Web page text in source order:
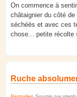
On commence à
châtaignier du côté
séchéès et avec ces
chose... petite récolte
Ruche